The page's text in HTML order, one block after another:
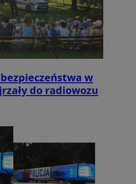
w
do radiowozu